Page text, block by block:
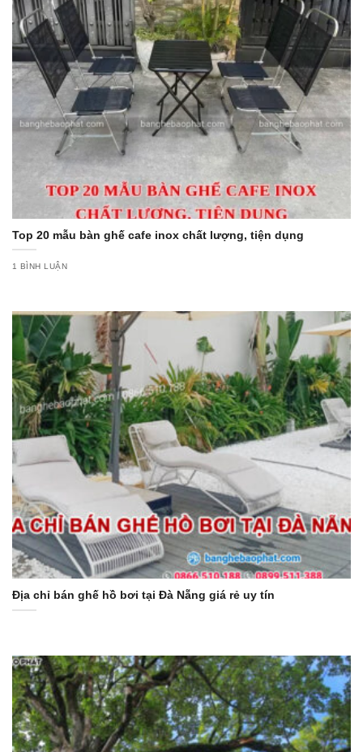
Top 20 mẫu bàn ghế cafe inox chất lượng, tiện dụng
1 BÌNH LUẬN
Địa chỉ bán ghế hồ bơi tại Đà Nẵng giá rẻ uy tín